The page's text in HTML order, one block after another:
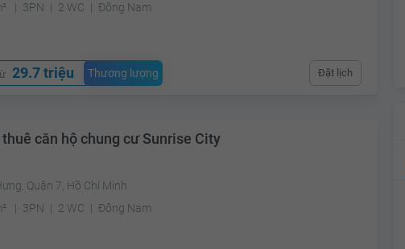
3PN 2 WC Đông Nam
29.7 triệu Thương lượng Đặt lịch
thuê căn hộ chung cư Sunrise City
Quận 7, Hồ Chí Minh
3PN 2 WC Đông Nam